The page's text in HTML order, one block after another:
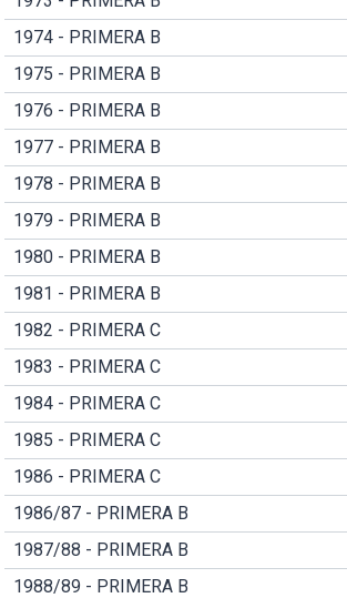
1974 - PRIMERA B
1975 - PRIMERA B
1976 - PRIMERA B
1977 - PRIMERA B
1978 - PRIMERA B
1979 - PRIMERA B
1980 - PRIMERA B
1981 - PRIMERA B
1982 - PRIMERA C
1983 - PRIMERA C
1984 - PRIMERA C
1985 - PRIMERA C
1986 - PRIMERA C
1986/87 - PRIMERA B
1987/88 - PRIMERA B
1988/89 - PRIMERA B